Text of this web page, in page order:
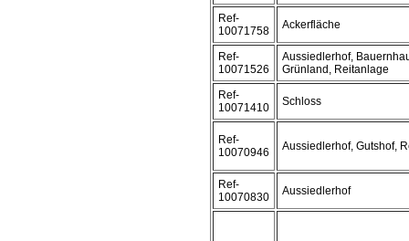
Ref-
10071758
Ackerfläche
Ref-
10071526
Aussiedlerhof,
Grünland, Reitanlage
Ref-
10071410
Schloss
Ref-
10070946
Aussiedlerhof, Gutshof,
Ref-
10070830
Aussiedlerhof